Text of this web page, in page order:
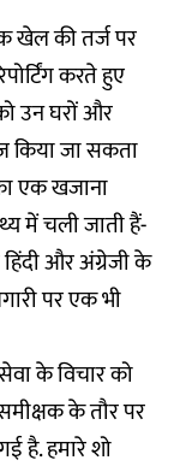
खेल की तर्ज पर
करते हुए
उन घरों और
किया जा सकता
एक खजाना
में चली जाती हैं-
और अंग्रेजी के
पर एक भी
के विचार को
के तौर पर
है. हमारे शो